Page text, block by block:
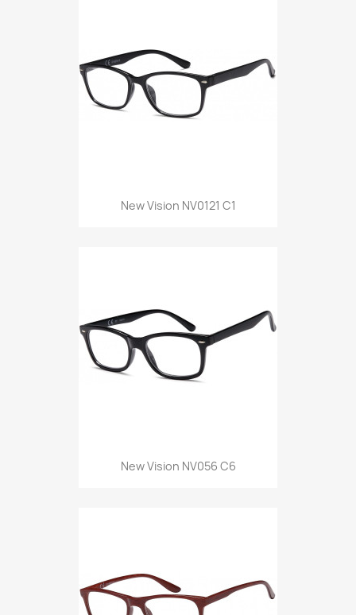
New Vision NV0121 C1
New Vision NV056 C6